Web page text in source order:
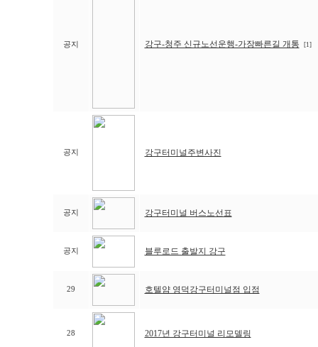
공지 강구-청주 신규노선운행-가장빠른길 개통 [1]
공지 강구터미널주변사진
공지 강구터미널 버스노선표
공지 블루로드 출발지 강구
29 호텔얌 영덕강구터미널점 입점
28 2017년 강구터미널 리모델링